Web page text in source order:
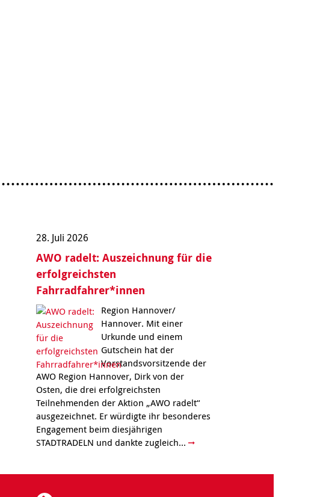
28. Juli 2026
AWO radelt: Auszeichnung für die
erfolgreichsten
Fahrradfahrer*innen
Region Hannover/
Hannover. Mit einer
Urkunde und einem
Gutschein hat der
Vorstandsvorsitzende der
AWO Region Hannover, Dirk von der
Osten, die drei erfolgreichsten
Teilnehmenden der Aktion „AWO radelt“
ausgezeichnet. Er würdigte ihr besonderes
Engagement beim diesjährigen
STADTRADELN und dankte zugleich...